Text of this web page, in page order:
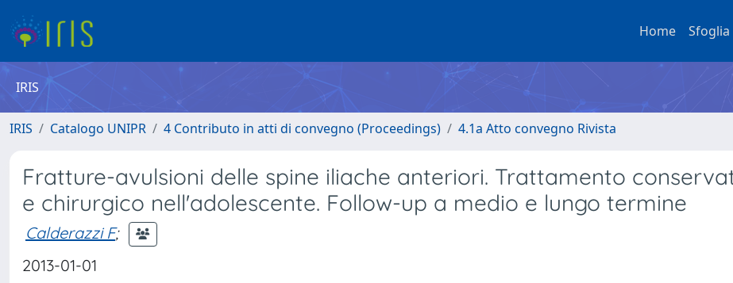
Home Sfoglia
IRIS
IRIS Catalogo UNIPR 4 Contributo in atti di convegno (Proceedings) 4.1a Atto convegno Rivista
Fratture-avulsioni delle spine iliache anteriori. Trattamento
e chirurgico nell'adolescente. Follow-up a medio e lungo termine
Calderazzi F;
2013-01-01